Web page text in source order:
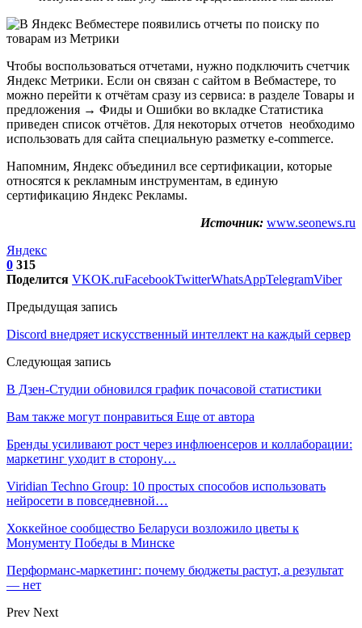
Чтобы воспользоваться отчетами, нужно подключить счетчик
Яндекс Метрики. Если он связан с сайтом в Вебмастере, то
можно перейти к отчётам сразу из сервиса: в разделе Товары и
предложения → Фиды и Ошибки во вкладке Статистика
приведен список отчётов. Для некоторых отчетов необходимо
использовать для сайта специальную разметку e-commerce.
Напомним, Яндекс объединил все сертификации, которые
относятся к рекламным инструментам, в единую
сертификацию Яндекс Рекламы.
Источник: www.seonews.ru
Яндекс
0 315
Поделится VKOK.ruFacebookTwitterWhatsAppTelegramViber
Предыдущая запись
Discord внедряет искусственный интеллект на каждый сервер
Следующая запись
В Дзен-Студии обновился график почасовой статистики
Вам также могут понравиться Еще от автора
Бренды усиливают рост через инфлюенсеров и коллаборации:
маркетинг уходит в сторону…
Viridian Techno Group: 10 простых способов использовать
нейросети в повседневной…
Хоккейное сообщество Беларуси возложило цветы к
Монументу Победы в Минске
Перформанс-маркетинг: почему бюджеты растут, а результат
— нет
Prev Next